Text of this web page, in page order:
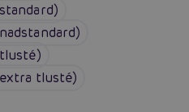
tlusté)